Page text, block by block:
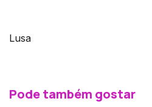
Lusa
Pode também gostar